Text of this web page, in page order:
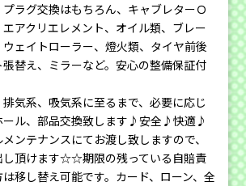
ラグ交換はもちろん、キャブレターＯ
アクリエレメント、オイル類、ブレー
ェイトローラー、燈火類、タイヤ前後
替え、ミラーなど。安心の整備保証付
気系、吸気系に至るまで、必要に応じ
ール、部品交換致します♪安全♪快適♪
ンテナンスにてお渡し致しますので、
し頂けます☆☆期限の残っている自賠責
移し替え可能です。カード、ローン、全